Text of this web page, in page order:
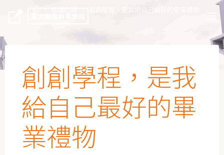
創創學程，是我給自己最好的畢業禮物
創創學程，是我
給自己最好的畢
業禮物